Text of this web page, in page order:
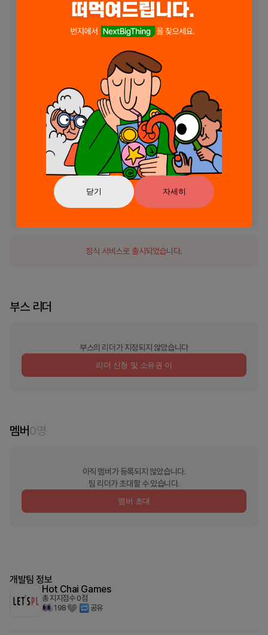
닫기 자세히
• 일일 솔리테어 챌린지
• 주간 팀 이벤트
• 모든 게임은 반드시 클리어할 수 있도록 보장됨!
새로운 유형의 솔리테어 카드 게임을 디자인하면서, 저는 클래식 솔리테
어 팬들에게 신선하고 흥미로운 경험을 제공하는 것을 목표로 삼았습니
다. 동시에, 많은 사람들이 사랑하는 이 게임의 본질을 유지하고 싶었습니
Match Solitaire는 제가 꿈꾸던 게임을 현실로 만든 결과물입니다.
Match-3, 솔리테어, 클래식 카드 퍼즐의 최고 요소를 하나의 경험으로
결합하려 했습니다.
여러분이 이 게임을 플레이하는 것이 저에게는 가장 큰 기쁨이며, 즐겁게
플레이하시길 바랍니다!
정식 서비스로 출시되었습니다.
부스 리더
부스의 리더가 지정되지 않았습니다
리더 신청 및 소유권 이
멤버0명
아직 멤버가 등록되지 않았습니다.
팀 리더가 초대할 수 있습니다.
멤버 초대
개발팀 정보
Hot Chai Games
총 지지점수 0점
198
공유